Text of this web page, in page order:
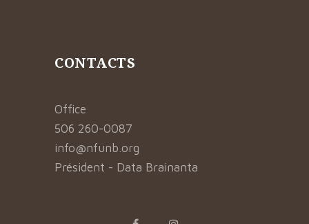
CONTACTS
Office
506 260-0087
info@nfunb.org
Président - Data Brainanta